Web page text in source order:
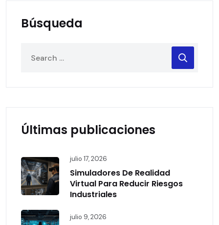
Búsqueda
Últimas publicaciones
julio 17, 2026
Simuladores De Realidad
Virtual Para Reducir Riesgos
Industriales
julio 9, 2026